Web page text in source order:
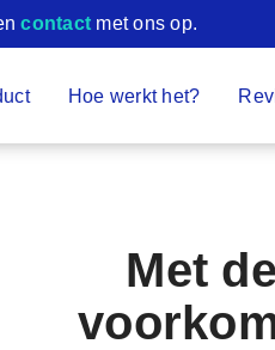
contact met ons op.
Hoe werkt het?
Met